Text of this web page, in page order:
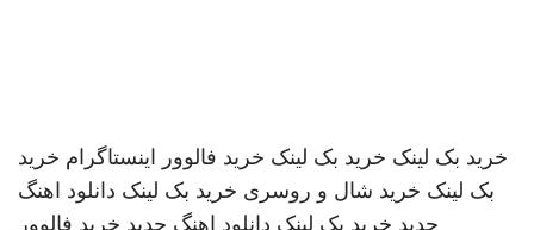
خرید بک لینک خرید بک لینک خرید فالوور اینستاگرام خرید
بک لینک خرید شال و روسری خرید بک لینک دانلود اهنگ
جدید خرید بک لینک دانلود اهنگ جدید خرید فالوور